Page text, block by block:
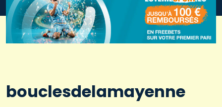
bouclesdelamayenne